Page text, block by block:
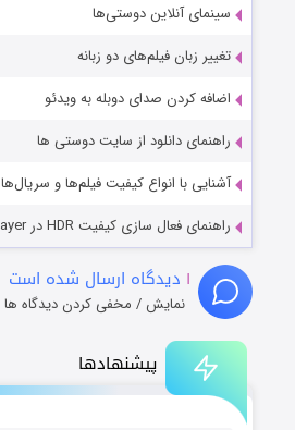
پیشنهادها
سینمای آنلاین دوستی‌ها
تغییر زبان فیلم‌های دو زبانه
اضافه کردن صدای دوبله به ویدئو
راهنمای دانلود از سایت دوستی ها
آشنایی با انواع کیفیت فیلم‌ها و سریال‌ها
راهنمای فعال سازی کیفیت HDR در PotPlayer
۱ دیدگاه ارسال شده است
نمایش / مخفی کردن دیدگاه ها